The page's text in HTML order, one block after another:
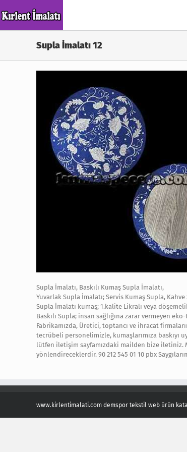
to
content
Supla İmalatı 12
Supla İmalatı, Baskılı Kumaş Supla İmalatı,
Yuvarlak Supla İmalatı; Servis Kumaş Supla,
Supla İmalatı kumaş; 1.kalite Likralı veya
Baskılı Supla; insan sağlığına zarar vermeyen
Fabrikamızda, Üretici, toptancı ve ihracat
tecrübeli personelimizle, kumaşlarımıza baskıyı
lütfen iletişim sayfamızdaki mailden bize iletiniz.
yönlendireceklerdir. 90 212 545 01 10 pbx
www.kirlentimalati.com demspor tekstil web ürün